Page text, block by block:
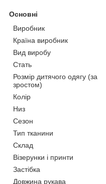
Основні
Виробник
Країна виробник
Вид виробу
Стать
Розмір дитячого одягу (за
зростом)
Колір
Низ
Сезон
Тип тканини
Склад
Візерунки і принти
Застібка
Довжина рукава